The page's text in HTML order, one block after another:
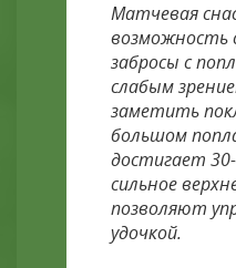
Матчевая
возможность
забросы с
слабым
заметить
большом
достигает
сильное
позволяют
удочкой.